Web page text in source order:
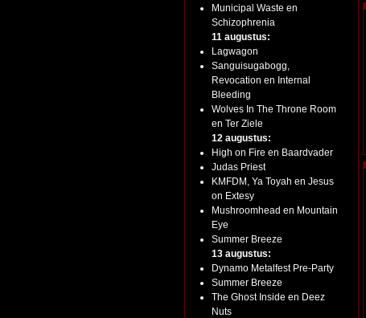
Municipal Waste en
Schizophrenia
11 augustus:
Lagwagon
Sanguisugabogg,
Revocation en Internal
Bleeding
Wolves In The Throne Room
en Ter Ziele
12 augustus:
High on Fire en Baardvader
Judas Priest
KMFDM, Ya Toyah en Jesus
on Extesy
Mushroomhead en Mountain
Eye
Summer Breeze
13 augustus:
Dynamo Metalfest Pre-Party
Summer Breeze
The Ghost Inside en Deez
Nuts